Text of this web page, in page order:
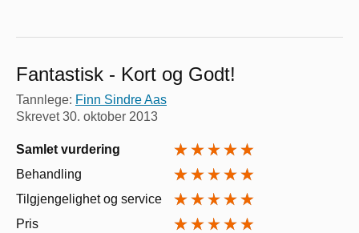
Fantastisk - Kort og Godt!
Tannlege: Finn Sindre Aas
Skrevet30. oktober 2013
Samlet vurdering
Behandling
Tilgjengelighet og service
Pris